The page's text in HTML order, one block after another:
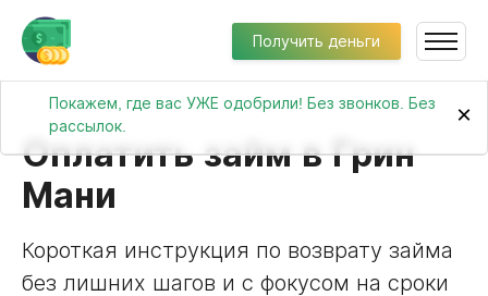
Получить деньги
Покажем, где вас УЖЕ одобрили! Без звонков. Без
рассылок.
×
Оплатить займ в Грин
Мани
Короткая инструкция по возврату займа
без лишних шагов и с фокусом на сроки